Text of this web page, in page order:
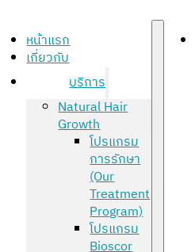
หน้าแรก
เกี่ยวกับ
บริการ
Natural Hair
Growth
โปรแกรม
การรักษา
(Our
Treatment
Program)
โปรแกรม
Bioscor